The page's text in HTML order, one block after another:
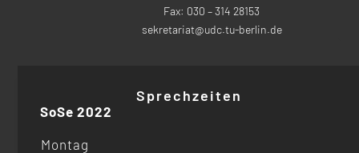
Fax: 030 – 314 28153
sekretariat@udc.tu-berlin.de
Sprechzeiten
SoSe 2022
Montag